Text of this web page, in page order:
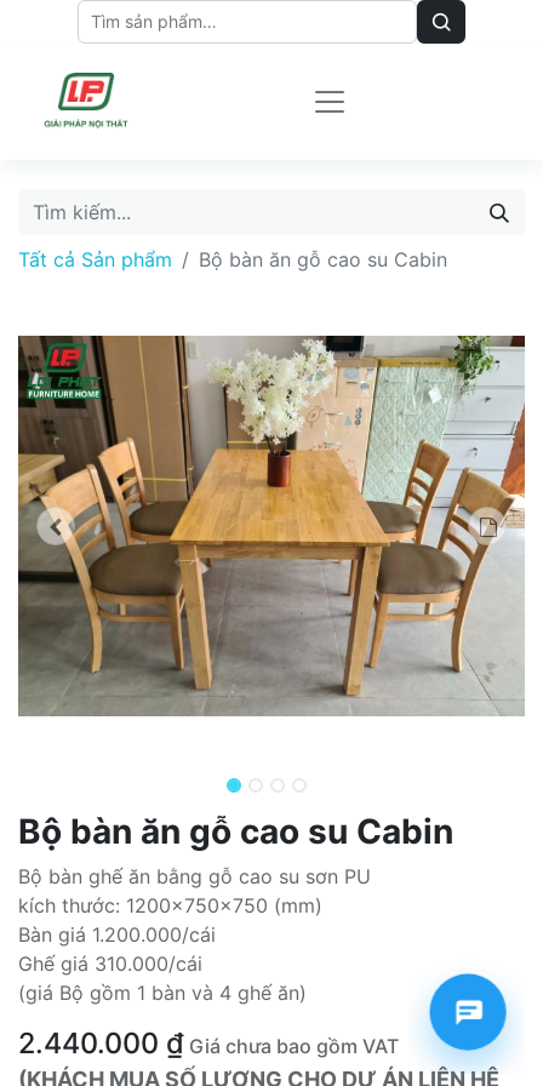
Tất cả Sản phẩm Bộ bàn ăn gỗ cao su Cabin
Bộ bàn ăn gỗ cao su Cabin
Bộ bàn ghế ăn bằng gỗ cao su sơn PU
kích thước: 1200x750x750 (mm)
Bàn giá 1.200.000/cái
Ghế giá 310.000/cái
(giá Bộ gồm 1 bàn và 4 ghế ăn)
2.440.000 ₫ Giá chưa bao gồm VAT
(KHÁCH MUA SỐ LƯỢNG CHO DỰ ÁN LIÊN HỆ